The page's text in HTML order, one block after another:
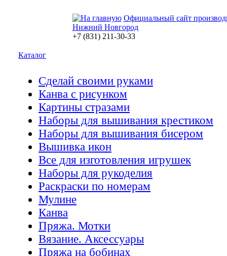
Официальный сайт
Нижний Новгород
+7 (831) 211-30-33
Каталог
Сделай своими руками
Канва с рисунком
Картины стразами
Наборы для вышивания крестиком
Наборы для вышивания бисером
Вышивка икон
Все для изготовления игрушек
Наборы для рукоделия
Раскраски по номерам
Мулине
Канва
Пряжа. Мотки
Вязание. Аксессуары
Пряжа на бобинах